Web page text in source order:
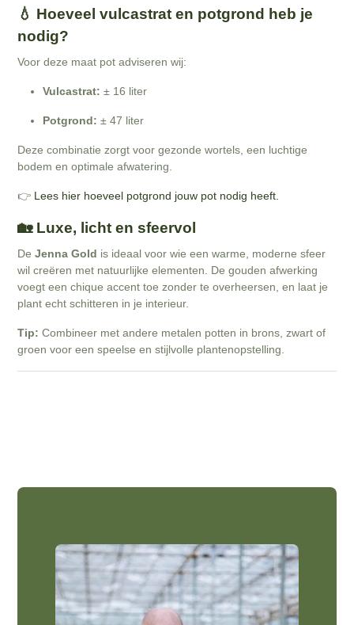
💧 Hoeveel vulcastrat en potgrond heb je
nodig?
Voor deze maat pot adviseren wij:
Vulcastrat: ± 16 liter
Potgrond: ± 47 liter
Deze combinatie zorgt voor gezonde wortels, een luchtige
bodem en optimale afwatering.
👉 Lees hier hoeveel potgrond jouw pot nodig heeft.
🏡 Luxe, licht en sfeervol
DeJenna Gold is ideaal voor wie een warme, moderne sfeer
wil creëren met natuurlijke elementen. De gouden afwerking
voegt een chique accent toe zonder te overheersen, en laat je
plant echt schitteren in je interieur.
Tip: Combineer met andere metalen potten in brons, zwart of
groen voor een speelse en stijlvolle plantenopstelling.